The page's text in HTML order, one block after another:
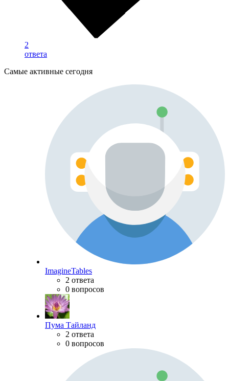
2
ответа
Самые активные сегодня
ImagineTables
2 ответа
0 вопросов
Пума Тайланд
2 ответа
0 вопросов